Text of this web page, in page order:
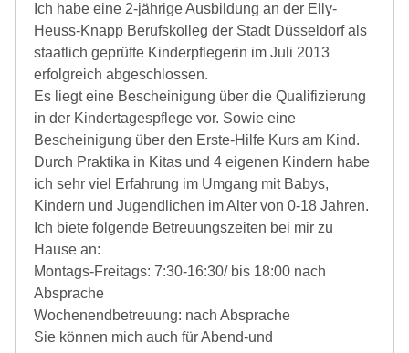
Ich habe eine 2-jährige Ausbildung an der Elly-
Heuss-Knapp Berufskolleg der Stadt Düsseldorf als
staatlich geprüfte Kinderpflegerin im Juli 2013
erfolgreich abgeschlossen.
Es liegt eine Bescheinigung über die Qualifizierung
in der Kindertagespflege vor. Sowie eine
Bescheinigung über den Erste-Hilfe Kurs am Kind.
Durch Praktika in Kitas und 4 eigenen Kindern habe
ich sehr viel Erfahrung im Umgang mit Babys,
Kindern und Jugendlichen im Alter von 0-18 Jahren.
Ich biete folgende Betreuungszeiten bei mir zu
Hause an:
Montags-Freitags: 7:30-16:30/ bis 18:00 nach
Absprache
Wochenendbetreuung: nach Absprache
Sie können mich auch für Abend-und